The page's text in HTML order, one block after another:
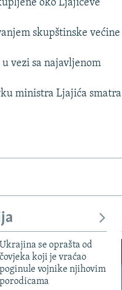
oko Ljajićeve
skupštinske većine
vezi sa najavljenom
ministra Ljajića smatra
Ukrajina se oprašta od
čovjeka koji je vraćao
poginule vojnike njihovim
porodicama